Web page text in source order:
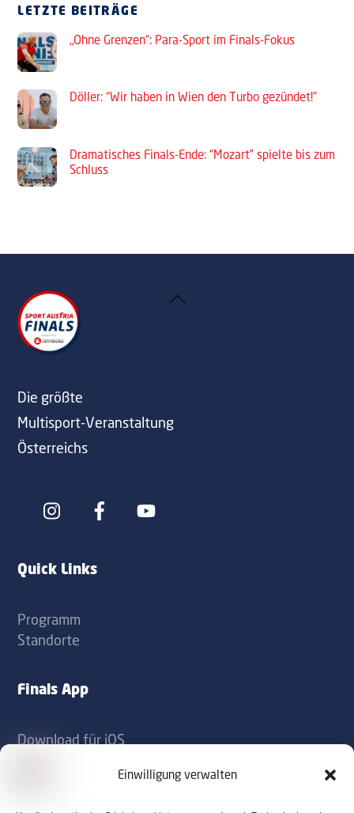
Einwilligung verwalten
LETZTE BEITRÄGE
„Ohne Grenzen“: Para-Sport im Finals-Fokus
Döller: “Wir haben in Wien den Turbo gezündet!”
Dramatisches Finals-Ende: “Mozart” spielte bis zum
Schluss
Back
Die größte
Multisport-Veranstaltung
Österreichs
Icon
Icon
Quick Links
Programm
Standorte
Finals App
Download für iOS